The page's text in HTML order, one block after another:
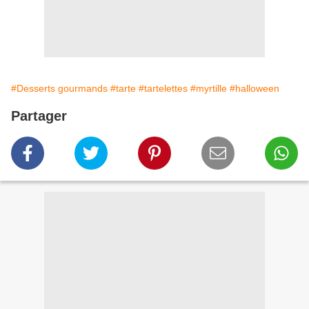
#Desserts gourmands #tarte #tartelettes #myrtille #halloween
Partager